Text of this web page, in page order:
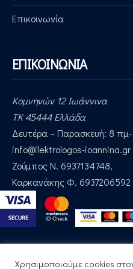
Επικοινωνία
ΕΠΙΚΟΙΝΩΝΙΑ
Κομνηνών 12 Ιωάννινα
ΤΚ 45444 Ελλάδα
Δευτέρα – Παρασκευή: 8
Email:
info@ilektrologos-ioannina.gr
Τηλέφωνα:
Ζούμπος Ν. 6937134748,
Καρκανάκης Φ. 6937206592
Χρησιμοποιούμε cookies